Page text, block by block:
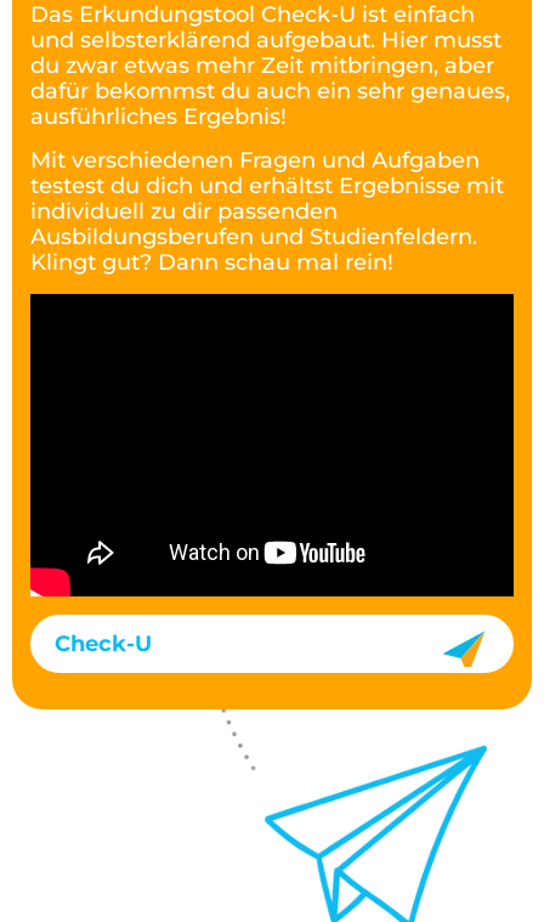
Das Erkundungstool Check-U ist einfach
und selbsterklärend aufgebaut. Hier musst
du zwar etwas mehr Zeit mitbringen, aber
dafür bekommst du auch ein sehr genaues,
ausführliches Ergebnis!
Mit verschiedenen Fragen und Aufgaben
testest du dich und erhältst Ergebnisse mit
individuell zu dir passenden
Ausbildungsberufen und Studienfeldern.
Klingt gut? Dann schau mal rein!
Check-U